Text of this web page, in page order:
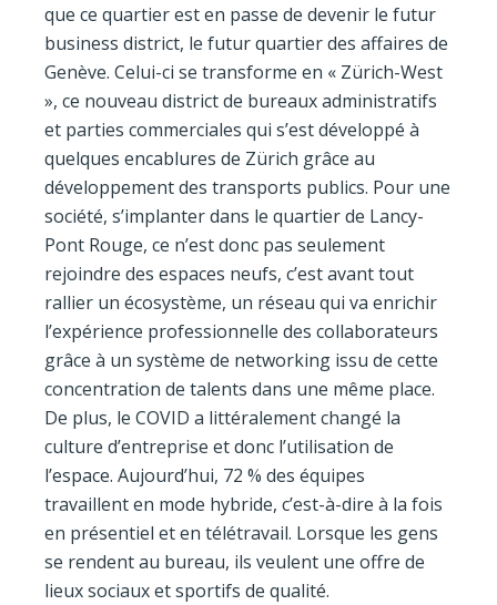
que ce quartier est en passe de devenir le futur
business district, le futur quartier des affaires de
Genève. Celui-ci se transforme en « Zürich-West
», ce nouveau district de bureaux administratifs
et parties commerciales qui s’est développé à
quelques encablures de Zürich grâce au
développement des transports publics. Pour une
société, s’implanter dans le quartier de Lancy-
Pont Rouge, ce n’est donc pas seulement
rejoindre des espaces neufs, c’est avant tout
rallier un écosystème, un réseau qui va enrichir
l’expérience professionnelle des collaborateurs
grâce à un système de networking issu de cette
concentration de talents dans une même place.
De plus, le COVID a littéralement changé la
culture d’entreprise et donc l’utilisation de
l’espace. Aujourd’hui, 72 % des équipes
travaillent en mode hybride, c’est-à-dire à la fois
en présentiel et en télétravail. Lorsque les gens
se rendent au bureau, ils veulent une offre de
lieux sociaux et sportifs de qualité.